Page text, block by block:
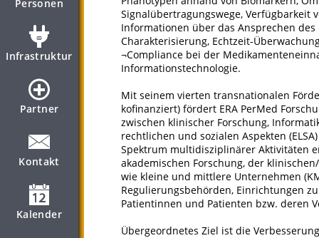
Personen
Infrastruktur
Partner
Kontakt
Kalender
Signalübertragungswege, Verfügbarkeit
Informationen über das Ansprechen
Charakterisierung, Echtzeit-
¬Compliance bei der
Informationstechnologie.
Mit seinem vierten transnationalen
kofinanziert) fördert ERA PerMed
zwischen klinischer Forschung,
rechtlichen und sozialen Aspekten
Spektrum multidisziplinärer Aktivitäten
akademischen Forschung, der
wie kleine und mittlere Unternehmen
Regulierungsbehörden, Einrichtungen
Patientinnen und Patienten bzw. deren
Übergeordnetes Ziel ist die